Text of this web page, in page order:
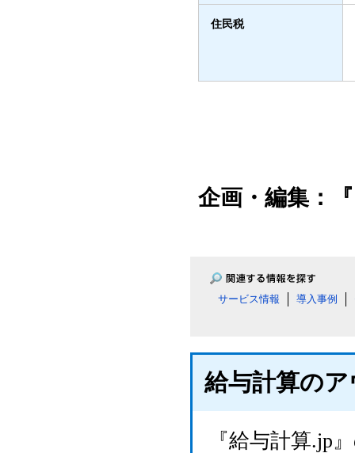
住民税
企画・編集：
サービス情報 導入事例
給与計算の
『給与計算.jp